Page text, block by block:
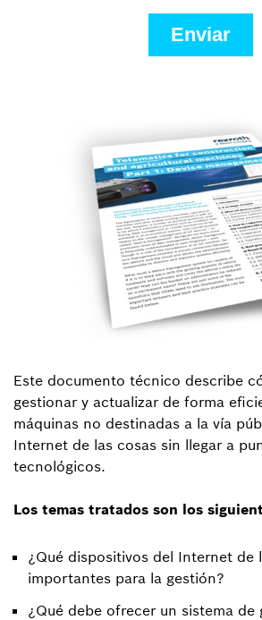
Este documento técnico describe
gestionar y actualizar de forma
máquinas no destinadas a la vía
Internet de las cosas sin llegar a
tecnológicos.
Los temas tratados son los
¿Qué dispositivos del Internet de
importantes para la gestión?
¿Qué debe ofrecer un sistema de